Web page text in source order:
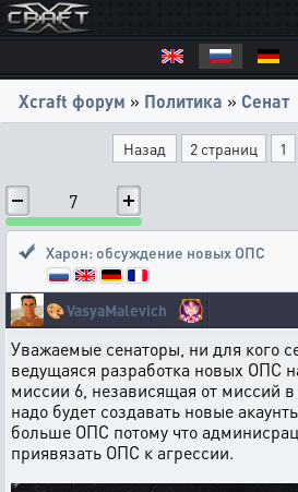
Xcraft форум » Политика » Сенат
Назад 2 страниц 1
7
Харон: обсуждение новых ОПС
🎨VasyaMalevich
Уважаемые сенаторы, ни для кого
ведущаяся разработка новых ОПС
миссии 6, независящая от миссий
надо будет создавать новые
больше ОПС потому что
приявязать ОПС к агрессии.